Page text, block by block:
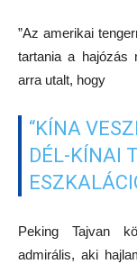
”Az amerikai
tartania a hajózás
arra utalt, hogy
“KÍNA
DÉL-KÍNAI
Peking Tajvan
admirális, aki